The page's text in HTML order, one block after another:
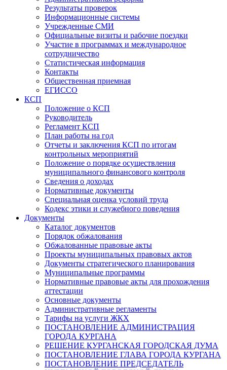
Результаты проверок
Информационные системы
Учрежденные СМИ
Официальные визиты и рабочие поездки
Участие в программах и международное
сотрудничество
Статистическая информация
Контакты
Общественная приемная
ЕГИССО
КСП
Положение о КСП
Руководитель
Регламент КСП
План работы на год
Отчеты и заключения КСП по итогам
контрольных мероприятий
Положение о порядке осуществления
муниципального финансового контроля
Сведения о доходах
Нормативные документы
Специальная оценка условий труда
Кодекс этики и служебного поведения
Документы
Каталог документов
Порядок обжалования
Обжалованные правовые акты
Проекты муниципальных правовых актов
Документы стратегического планирования
Муниципальные программы
Нормативные правовые акты для прохождения
аттестации
Основные документы
Административные регламенты
Тарифы на услуги ЖКХ
ПОСТАНОВЛЕНИЕ АДМИНИСТРАЦИЯ
ГОРОДА КУРГАНА
РЕШЕНИЕ КУРГАНСКАЯ ГОРОДСКАЯ ДУМА
ПОСТАНОВЛЕНИЕ ГЛАВА ГОРОДА КУРГАНА
ПОСТАНОВЛЕНИЕ ПРЕДСЕДАТЕЛЬ